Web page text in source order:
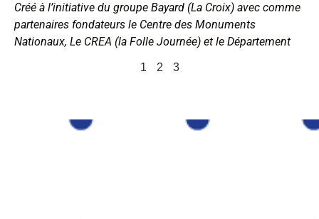
Créé à l’initiative du groupe Bayard (La Croix) avec comme
partenaires fondateurs le Centre des Monuments
Nationaux, Le CREA (la Folle Journée) et le Département
1 2 3